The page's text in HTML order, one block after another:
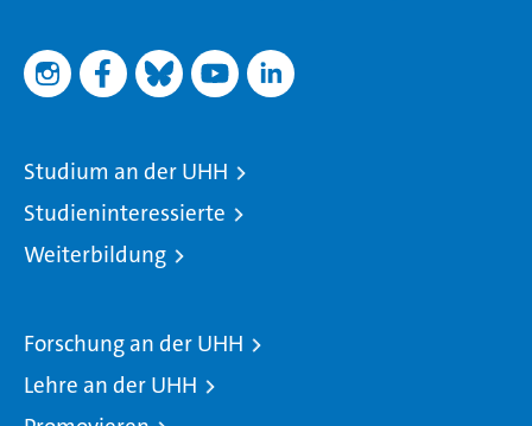
Studium an der UHH
Studieninteressierte
Weiterbildung
Forschung an der UHH
Lehre an der UHH